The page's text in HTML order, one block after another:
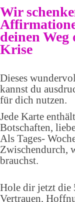
Wir
deinen
Krise
Dieses
kannst du
für dich nutzen.
Jede Karte
Botschaften,
Als Tages-
Zwischendurch,
brauchst.
Hole dir jetzt die
Vertrauen,